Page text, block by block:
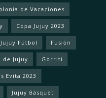
de Vacaciones
Copa Jujuy 2023
Fútbol Fusión
de Jujuy Gorriti
Evita 2023
Jujuy Básquet